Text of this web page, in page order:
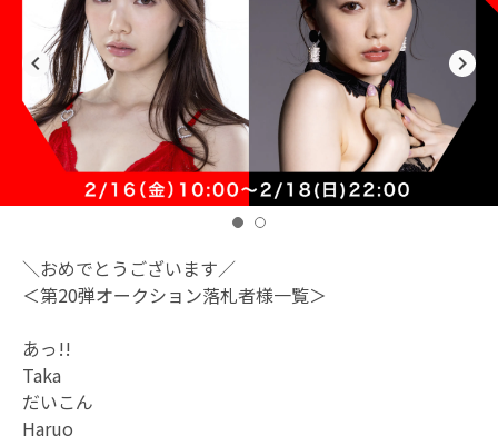
navigate_before navigate_next
＼おめでとうございます／
＜第20弾オークション落札者様一覧＞
あっ!!
Taka
だいこん
Haruo